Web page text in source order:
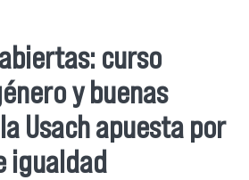
aquí
curso
y buenas
Usach apuesta por
igualdad